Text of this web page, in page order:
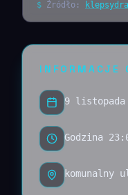
$ Źródło:
INFORMACJE
9 listopada
Godzina
komunalny